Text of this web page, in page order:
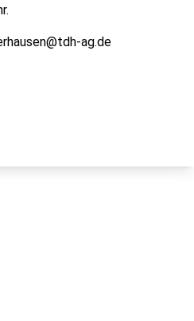
ag.de